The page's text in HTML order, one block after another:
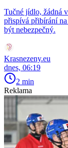
Tučné jídlo, žádná
přispívá přibírání
být nebezpečný.
Krasnezeny.eu
dnes, 06:19
2 min
Reklama